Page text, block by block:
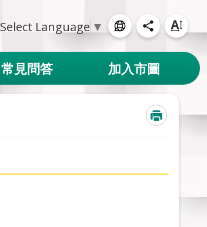
Select Language ▼
常見問答 加入市圖